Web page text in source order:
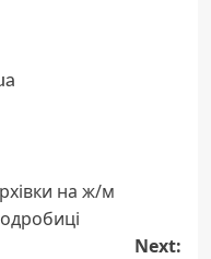
на ж/м
Next: